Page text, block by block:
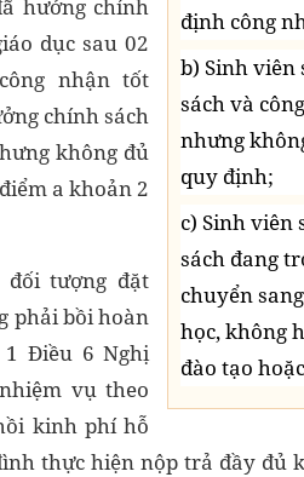
định công
b) Sinh viên
sách và
nhưng
quy định;
c) Sinh viên
sách đang
chuyển
học, không
đào tạo
hưởng chính
dục sau 02
nhận tốt
chính sách
không đủ
a khoản 2
tượng đặt
phải bồi hoàn
Điều 6 Nghị
vụ theo
kinh phí hỗ
thực hiện nộp trả đầy đủ